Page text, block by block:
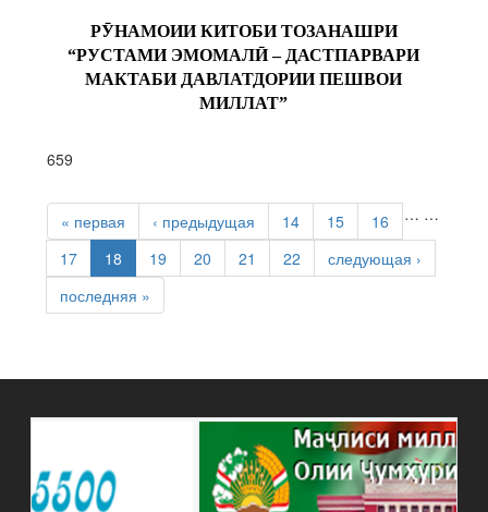
РӮНАМОИИ КИТОБИ ТОЗАНАШРИ
“РУСТАМИ ЭМОМАЛӢ – ДАСТПАРВАРИ
МАКТАБИ ДАВЛАТДОРИИ ПЕШВОИ
МИЛЛАТ”
659
СТРАНИЦЫ
« первая ‹ предыдущая …
14 15
16
17
18 19 20 21 22
…
следующая ›
последняя »